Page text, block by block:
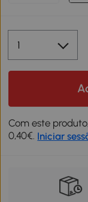
Com este
0,40€. Iniciar